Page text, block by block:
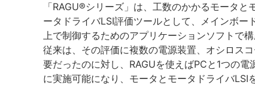
「RAGU®シリーズ」は、工数のかかるモータ
ータドライバLSI評価ツールとして、メインボ
上で制御するためのアプリケーションソフトで構
従来は、その評価に複数の電源装置、オシロス
要だったのに対し、RAGUを使えばPCと1つの
に実施可能になり、モータとモータドライバLSI